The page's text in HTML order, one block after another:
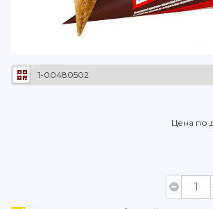
1-00480502
Цена по